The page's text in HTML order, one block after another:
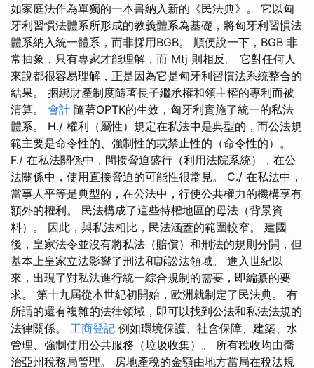
如家庭法作為單獨的一本書納入新的《民法典》。 它以匈
牙利習慣法體系所形成的教義體系為基礎，將匈牙利習慣法
體系納入統一體系，而非採用BGB。 順便說一下，BGB 非
常抽象，只有專家才能理解，而 Mtj 則相反。 它對任何人
來說都很容易理解，正是因為它是匈牙利習慣法系統整合的
結果。 捆綁財產制度隨著長子繼承權和領主權的專利而被
清算。 會計 隨著OPTK的生效，匈牙利實施了統一的私法
體系。 H./ 權利（屬性）規定在私法中是典型的，而公法規
範主要是命令性的、強制性的或禁止性的（命令性的）。
F./ 在私法關係中，間接脅迫盛行（利用法院系統），在公
法關係中，使用直接脅迫的可能性很常見。 C./ 在私法中，
當事人平等是典型的，在公法中，行使公共權力的機構享有
額外的權利。 民法構成了這些特權地區的母法（背景資
料）。 因此，與私法相比，民法涵蓋的範圍較窄。 建國
後，皇家法令並沒有將私法（賠償）和刑法的規則分開，但
基本上皇家立法影響了刑法和訴訟法領域。 進入世紀以
來，出現了對私法進行統一綜合規制的需要，即編纂的要
求。 第十九屆從本世紀初開始，歐洲就制定了民法典。 有
所謂的還有複雜的法律領域，即可以找到公法和私法法規的
法律關係。 工商登記 例如環境保護、社會保障、建築、水
管理、強制使用公共服務（垃圾收集）。 所有稅收均由喬
治亞州稅務局管理。 房地產稅的金額由地方當局在稅法規